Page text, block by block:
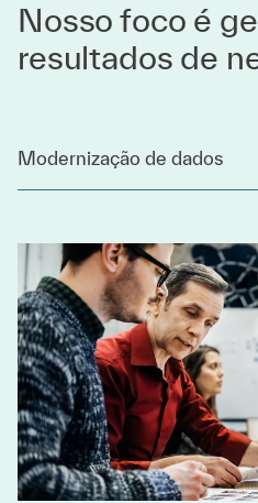
Nosso foco é
resultados de
Modernização de dados